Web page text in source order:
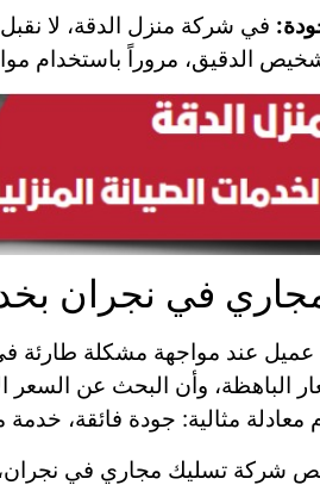
في شركة منزل الدقة، لا
الدقيق، مروراً باستخدام
في نجران
عند مواجهة مشكلة طارئة
الباهظة، وأن البحث عن
مثالية: جودة فائقة،
شركة تسليك مجاري في نجران،